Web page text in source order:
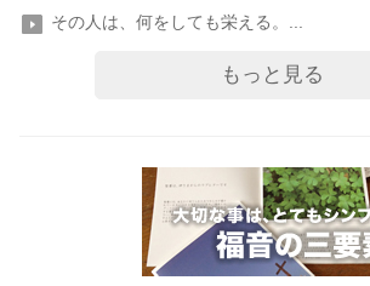
その人は、何をしても栄える。...
もっと見る